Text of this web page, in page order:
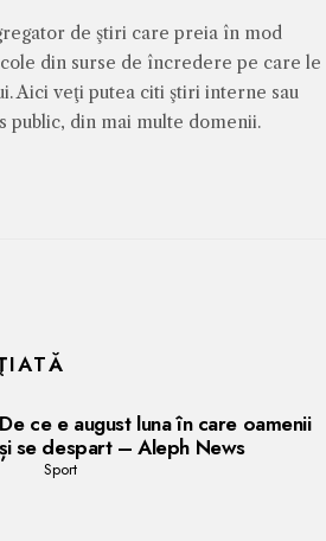
de ştiri care preia în mod
din surse de încredere pe care le
Aici veţi putea citi ştiri interne sau
public, din mai multe domenii.
ce e august luna în care oamenii
se despart – Aleph News
Sport